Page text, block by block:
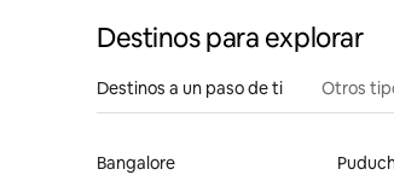
Destinos para explorar
Destinos a un paso de ti Otros
Bangalore